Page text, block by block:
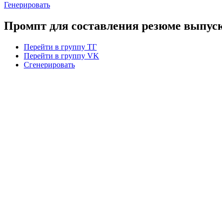
Генерировать
Промпт для составления резюме
Перейти в группу ТГ
Перейти в группу VK
Сгенерировать